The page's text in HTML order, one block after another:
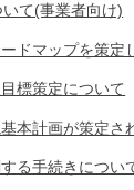
て(事業者向け)
ドマップを策定
標策定について
本計画が策定さ
る手続きについ